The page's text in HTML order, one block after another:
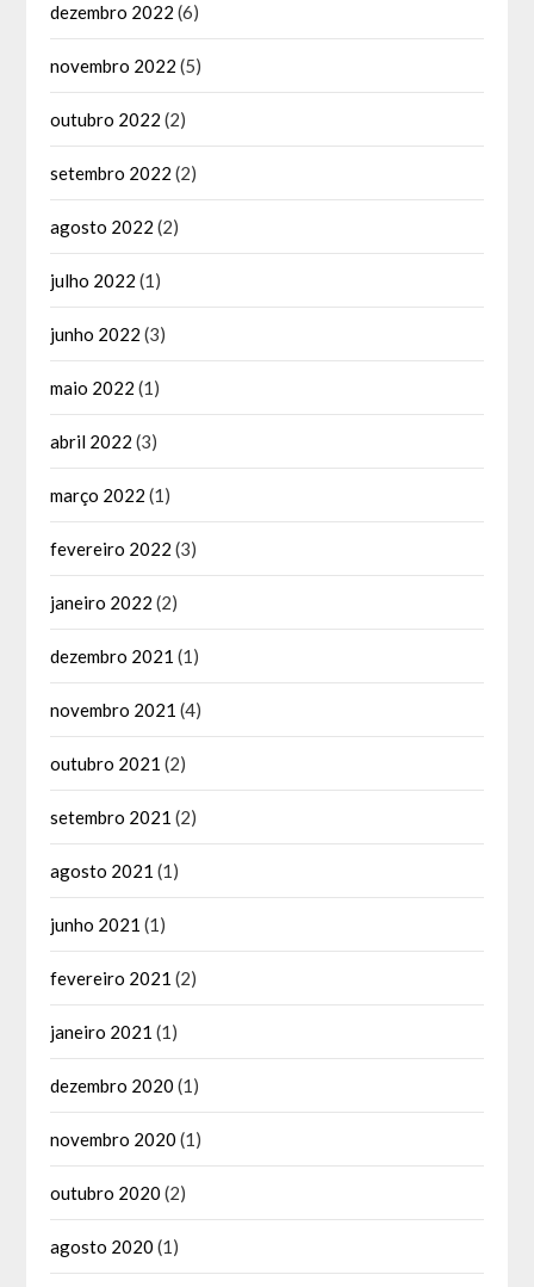
dezembro 2022 (6)
novembro 2022 (5)
outubro 2022 (2)
setembro 2022 (2)
agosto 2022 (2)
julho 2022 (1)
junho 2022 (3)
maio 2022 (1)
abril 2022 (3)
março 2022 (1)
fevereiro 2022 (3)
janeiro 2022 (2)
dezembro 2021 (1)
novembro 2021 (4)
outubro 2021 (2)
setembro 2021 (2)
agosto 2021 (1)
junho 2021 (1)
fevereiro 2021 (2)
janeiro 2021 (1)
dezembro 2020 (1)
novembro 2020 (1)
outubro 2020 (2)
agosto 2020 (1)